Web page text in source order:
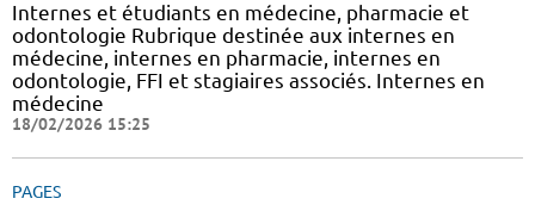
Internes et étudiants en médecine, pharmacie et
odontologie Rubrique destinée aux internes en
médecine, internes en pharmacie, internes en
odontologie, FFI et stagiaires associés. Internes en
médecine
18/02/2026 15:25
PAGES